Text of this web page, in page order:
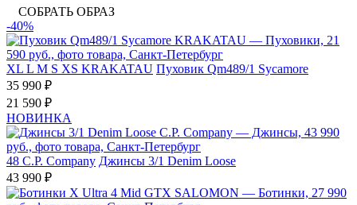
СОБРАТЬ ОБРАЗ
-40%
XL L M S XS KRAKATAU Пуховик Qm489/1 Sycamore
35 990 ₽
21 590 ₽
НОВИНКА
48 C.P. Company Джинсы 3/1 Denim Loose
43 990 ₽